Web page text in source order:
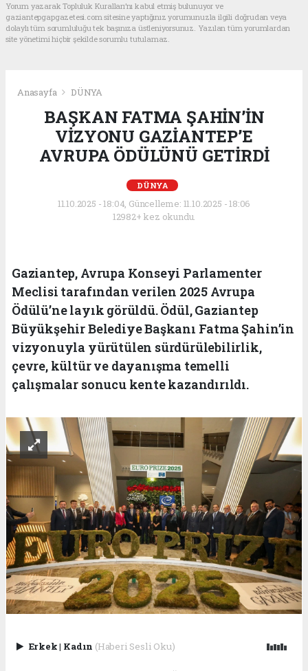
Yorum yazarak Topluluk Kuralları’nı kabul etmiş bulunuyor ve
gaziantepgapgazetesi.com sitesine yaptığınız yorumunuzla ilgili doğrudan veya
dolaylı tüm sorumluluğu tek başınıza üstleniyorsunuz. Yazılan tüm yorumlardan
site yönetimi hiçbir şekilde sorumlu tutulamaz.
Anasayfa DÜNYA
BAŞKAN FATMA ŞAHİN’İN
VİZYONU GAZİANTEP’E
AVRUPA ÖDÜLÜNÜ GETİRDİ
DÜNYA
11.10.2025 - 18:04, Güncelleme: 11.10.2025 - 18:06
12982+ kez okundu.
Gaziantep, Avrupa Konseyi Parlamenter
Meclisi tarafından verilen 2025 Avrupa
Ödülü’ne layık görüldü. Ödül, Gaziantep
Büyükşehir Belediye Başkanı Fatma Şahin’in
vizyonuyla yürütülen sürdürülebilirlik,
çevre, kültür ve dayanışma temelli
çalışmalar sonucu kente kazandırıldı.
Erkek| Kadın (Haberi Sesli Oku)